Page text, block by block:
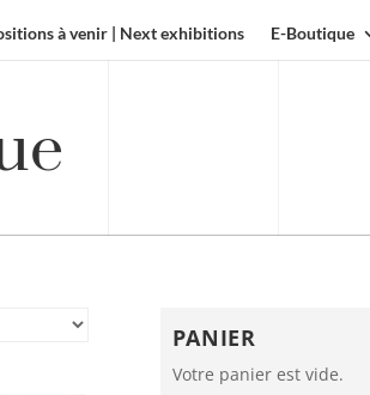
à venir | Next exhibitions E-Boutique
PANIER
Votre panier est vide.